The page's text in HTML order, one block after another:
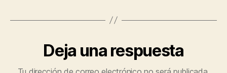
Deja una respuesta